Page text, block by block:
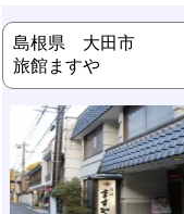
島根県 大田市
旅館ますや